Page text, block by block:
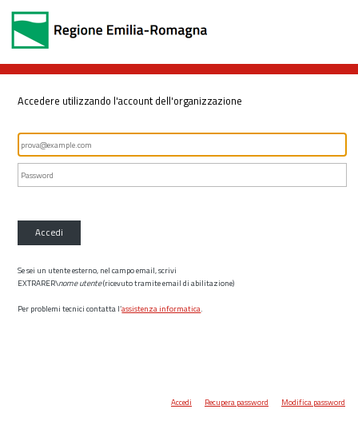
Accedere utilizzando l'account dell'organizzazione
Accedi
Se sei un utente esterno, nel campo email, scrivi
EXTRARER\nome utente(ricevuto tramite email di abilitazione)
Per problemi tecnici contatta l’assistenza informatica.
Accedi Recupera password Modifica password